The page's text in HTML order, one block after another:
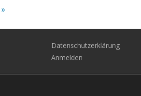
Datenschutzerklärung
Anmelden